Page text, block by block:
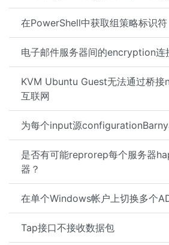
在PowerShell中获取组策略标识符
电子邮件服务器间的encryption连
KVM Ubuntu Guest无法通过桥
互联网
为每个input源
是否有可能reprorep每个服务器
器？
在单个Windows帐户上切换多个
Tap接口不接收数据包